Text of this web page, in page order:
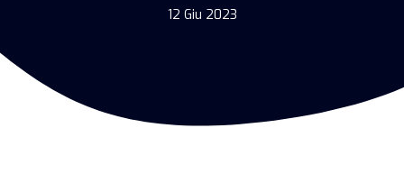
12 Giu 2023